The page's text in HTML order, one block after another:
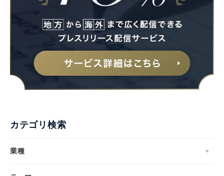
カテゴリ検索
業種